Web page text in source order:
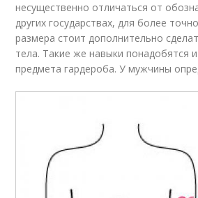
несущественно отличаться от
других государствах, для более
размера стоит дополнительно
тела. Такие же навыки понадобятся
предмета гардероба. У мужчины